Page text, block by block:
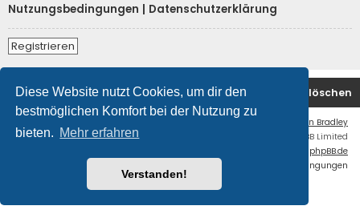
Diese Website nutzt Cookies, um dir den
bestmöglichen Komfort bei der Nutzung zu
bieten. Mehr erfahren
Verstanden!
Nutzungsbedingungen
Datenschutzerklärung
Registrieren
Startseite Foren-Übersicht Alle Cookies löschen
Ian Bradley
Powered by
® Forum Software © phpBB Limited
phpBB.de
Nutzungsbedingungen